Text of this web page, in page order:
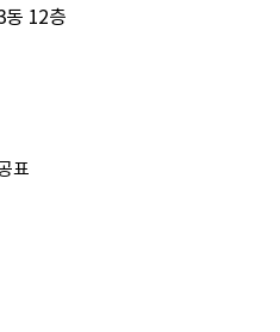
동 12층
표